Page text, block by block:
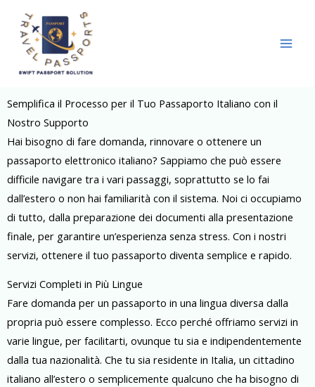
content
Semplifica il Processo per il Tuo Passaporto Italiano con il
Nostro Supporto
Hai bisogno di fare domanda, rinnovare o ottenere un
passaporto elettronico italiano? Sappiamo che può essere
difficile navigare tra i vari passaggi, soprattutto se lo fai
dall’estero o non hai familiarità con il sistema. Noi ci occupiamo
di tutto, dalla preparazione dei documenti alla presentazione
finale, per garantire un’esperienza senza stress. Con i nostri
servizi, ottenere il tuo passaporto diventa semplice e rapido.
Servizi Completi in Più Lingue
Fare domanda per un passaporto in una lingua diversa dalla
propria può essere complesso. Ecco perché offriamo servizi in
varie lingue, per facilitarti, ovunque tu sia e indipendentemente
dalla tua nazionalità. Che tu sia residente in Italia, un cittadino
italiano all’estero o semplicemente qualcuno che ha bisogno di